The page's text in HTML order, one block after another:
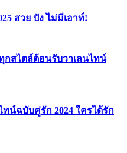
สวย ปัง ไม่มีเอาท์!
กสไตล์ต้อนรับวาเลนไทน์
น์ฉบับคู่รัก 2024 ใครได้รัก